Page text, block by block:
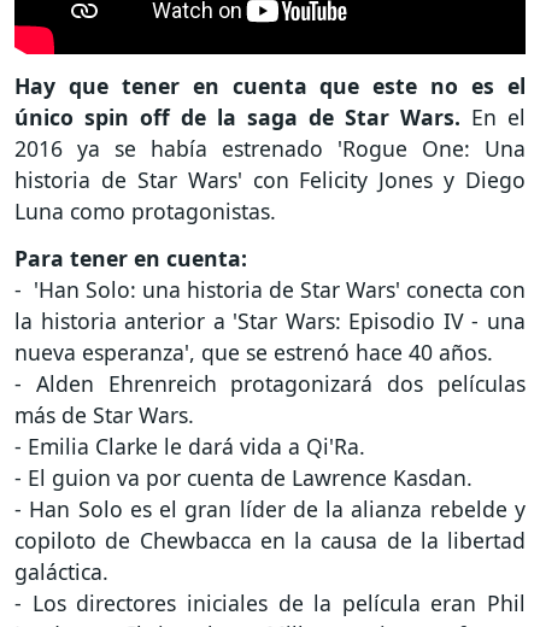
Hay que tener en cuenta que este no es el
único spin off de la saga de Star Wars. En el
2016 ya se había estrenado 'Rogue One: Una
historia de Star Wars' con Felicity Jones y Diego
Luna como protagonistas.
Para tener en cuenta:
- 'Han Solo: una historia de Star Wars' conecta con
la historia anterior a 'Star Wars: Episodio IV - una
nueva esperanza', que se estrenó hace 40 años.
- Alden Ehrenreich protagonizará dos películas
más de Star Wars.
- Emilia Clarke le dará vida a Qi'Ra.
- El guion va por cuenta de Lawrence Kasdan.
- Han Solo es el gran líder de la alianza rebelde y
copiloto de Chewbacca en la causa de la libertad
galáctica.
- Los directores iniciales de la película eran Phil